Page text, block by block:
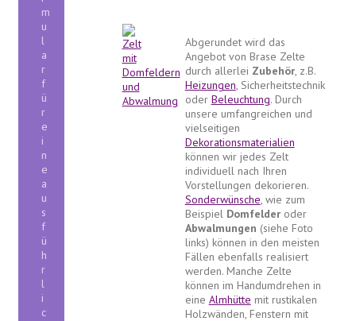
m
u
l
a
r
f
ü
r
e
i
n
e
a
u
s
f
ü
h
r
l
i
c
Abgerundet wird das
Angebot von Brase Zelte
durch allerlei Zubehör, z.B.
Heizungen, Sicherheitstechnik
oder Beleuchtung. Durch
unsere umfangreichen und
vielseitigen
Dekorationsmaterialien
können wir jedes Zelt
individuell nach Ihren
Vorstellungen dekorieren.
Sonderwünsche, wie zum
Beispiel Domfelderoder
Abwalmungen (siehe Foto
links) können in den meisten
Fällen ebenfalls realisiert
werden. Manche Zelte
können im Handumdrehen in
eine Almhütte mit rustikalen
Holzwänden, Fenstern mit